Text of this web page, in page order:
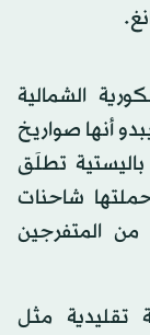
الشمالية
وكذلك ما يبدو أنها صواريخ
تطلَق
شاحنات
المتفرجين
مثل